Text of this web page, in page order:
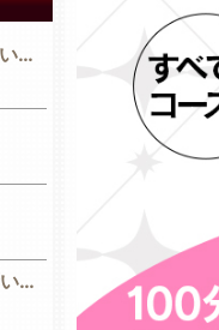
7月度☆本指名ランキングを更新いたしました！
6月度☆本指名ランキングを更新いたしました！